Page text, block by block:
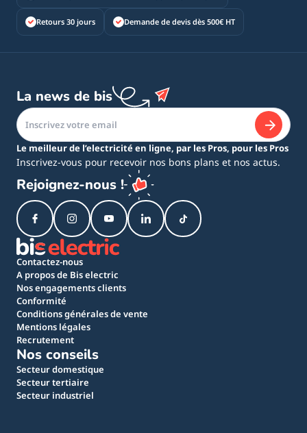
Retours 30 jours Demande de devis dès 500€ HT
La news de bis
Le meilleur de l’electricité en ligne, par les Pros, pour les Pros
Inscrivez-vous pour recevoir nos bons plans et nos actus.
Rejoignez-nous !
Contactez-nous
A propos de Bis electric
Nos engagements clients
Conformité
Conditions générales de vente
Mentions légales
Recrutement
Nos conseils
Secteur domestique
Secteur tertiaire
Secteur industriel